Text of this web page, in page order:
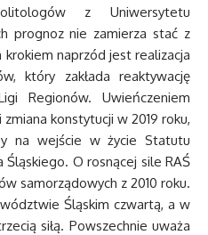
z Uniwersytetu
prognoz nie zamierza stać z
krokiem naprzód jest realizacja
który zakłada reaktywację
Regionów. Uwieńczeniem
konstytucji w 2019 roku,
na wejście w życie Statutu
O rosnącej sile RAŚ
samorządowych z 2010 roku.
Śląskim czwartą, a w
siłą. Powszechnie uważa